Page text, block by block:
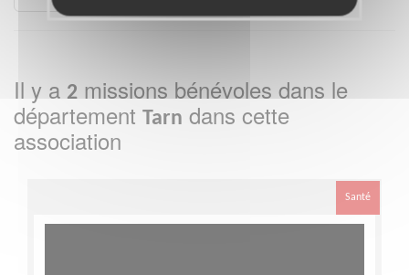
Il y a 2 missions bénévoles dans le
département Tarn dans cette
association
Santé